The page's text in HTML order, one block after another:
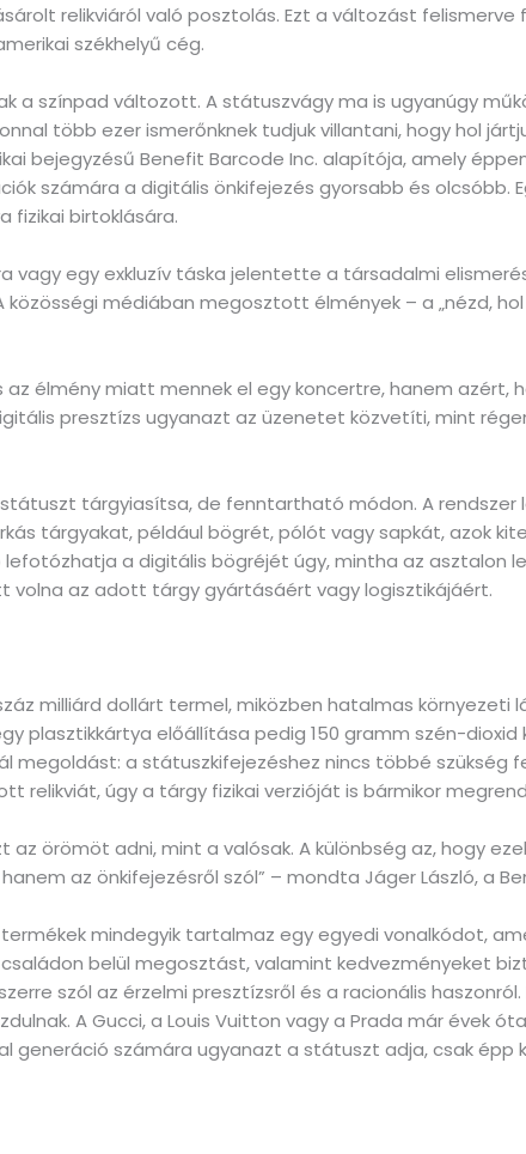
relikviáról való posztolás. Ezt a változást
székhelyű cég.
a színpad változott. A státuszvágy ma is ugyanúgy
több ezer ismerőnknek tudjuk villantani, hogy hol
bejegyzésű Benefit Barcode Inc. alapítója, amely
számára a digitális önkifejezés gyorsabb és olcsóbb.
fizikai birtoklására.
vagy egy exkluzív táska jelentette a társadalmi
közösségi médiában megosztott élmények – a „nézd,
az élmény miatt mennek el egy koncertre, hanem azért,
presztízs ugyanazt az üzenetet közvetíti, mint
tárgyiasítsa, de fenntartható módon. A rendszer
tárgyakat, például bögrét, pólót vagy sapkát, azok
a digitális bögréjét úgy, mintha az asztalon
volna az adott tárgy gyártásáért vagy logisztikájáért.
milliárd dollárt termel, miközben hatalmas környezeti
plasztikkártya előállítása pedig 150 gramm szén-
megoldást: a státuszkifejezéshez nincs többé szükség
relikviát, úgy a tárgy fizikai verzióját is bármikor
az örömöt adni, mint a valósak. A különbség az, hogy
az önkifejezésről szól” – mondta Jáger László, a
mindegyik tartalmaz egy egyedi vonalkódot,
belül megosztást, valamint kedvezményeket
szól az érzelmi presztízsről és a racionális
A Gucci, a Louis Vuitton vagy a Prada már évek
generáció számára ugyanazt a státuszt adja, csak épp